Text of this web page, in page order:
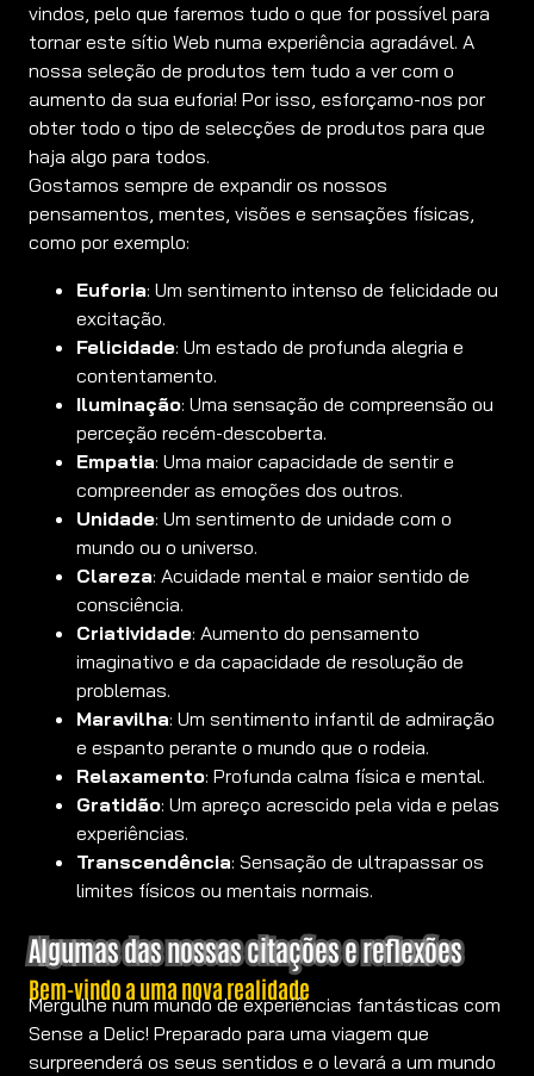
vindos, pelo que faremos tudo o que for possível para
tornar este sítio Web numa experiência agradável. A
nossa seleção de produtos tem tudo a ver com o
aumento da sua euforia! Por isso, esforçamo-nos por
obter todo o tipo de selecções de produtos para que
haja algo para todos.
Gostamos sempre de expandir os nossos
pensamentos, mentes, visões e sensações físicas,
como por exemplo:
Euforia: Um sentimento intenso de felicidade ou
excitação.
Felicidade: Um estado de profunda alegria e
contentamento.
Iluminação: Uma sensação de compreensão ou
perceção recém-descoberta.
Empatia: Uma maior capacidade de sentir e
compreender as emoções dos outros.
Unidade: Um sentimento de unidade com o
mundo ou o universo.
Clareza: Acuidade mental e maior sentido de
consciência.
Criatividade: Aumento do pensamento
imaginativo e da capacidade de resolução de
problemas.
Maravilha: Um sentimento infantil de admiração
e espanto perante o mundo que o rodeia.
Relaxamento: Profunda calma física e mental.
Gratidão: Um apreço acrescido pela vida e pelas
experiências.
Transcendência: Sensação de ultrapassar os
limites físicos ou mentais normais.
Algumas das nossas citações e reflexões
Bem-vindo a uma nova realidade
Mergulhe num mundo de experiências fantásticas com
Sense a Delic! Preparado para uma viagem que
surpreenderá os seus sentidos e o levará a um mundo